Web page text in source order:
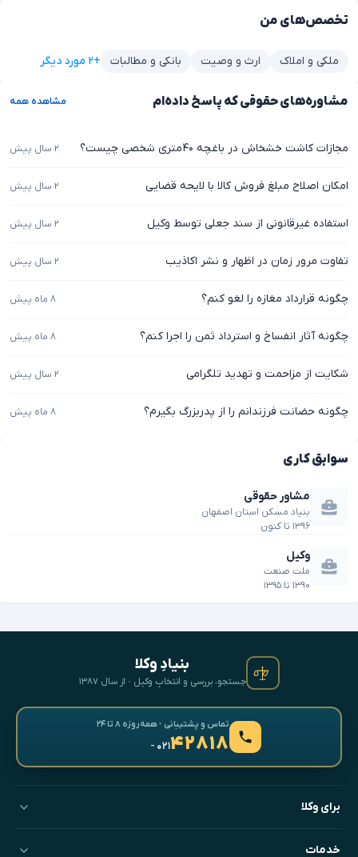
تخصص‌های من
ملکی و املاک ارث و وصیت بانکی و مطالبات +۲ مورد دیگر
مشاوره‌های حقوقی که پاسخ داده‌ام مشاهده همه
مجازات کاشت خشخاش در باغچه ۴۰متری شخصی چیست؟ ۲ سال پیش
امکان اصلاح مبلغ فروش کالا با لایحه قضایی ۲ سال پیش
استفاده غیرقانونی از سند جعلی توسط وکیل ۲ سال پیش
تفاوت مرور زمان در اظهار و نشر اکاذیب ۲ سال پیش
چگونه قرارداد مغازه را لغو کنم؟ ۸ ماه پیش
چگونه آثار انفساخ و استرداد ثمن را اجرا کنم؟ ۸ ماه پیش
شکایت از مزاحمت و تهدید تلگرامی ۲ سال پیش
چگونه حضانت فرزندانم را از پدربزرگ بگیرم؟ ۸ ماه پیش
سوابق کاری
مشاور حقوقی
بنیاد مسکن استان اصفهان
۱۳۹۶ تا کنون
وکیل
ملت صنعت
۱۳۹۰ تا ۱۳۹۵
بنیادِ وکلا
جستجو، بررسی و انتخابِ وکیل · از سال ۱۳۸۷
تماس و پشتیبانی · همه‌روزه ۸ تا ۲۴
۴۲۸۱۸- ۰۲۱
برای وکلا
خدمات